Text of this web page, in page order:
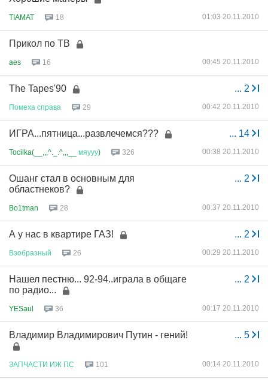
TIAMAT 18 01:03 20.11.2010
Прикол по ТВ
aes 16 00:45 20.11.2010
... 2
The Tapes'90
Помеха справа 29 00:42 20.11.2010
... 14
ИГРА...пятница...развлечемся???
Tocilka(__,,,^._.^,,,__ мяууу) 326 00:38 20.11.2010
... 2
Ошанг стал в основным для
областнеков?
Bo1tman 28 00:37 20.11.2010
... 2
А у нас в квартире ГАЗ!
Вэобразный 26 00:29 20.11.2010
... 2
Нашел пестню... 92-94..играла в общаге
по радио...
YESaul 36 00:17 20.11.2010
... 5
Владимир Владимирович Путин - гений!
ЗАПЧАСТИ ИЖ ПС 101 00:14 20.11.2010